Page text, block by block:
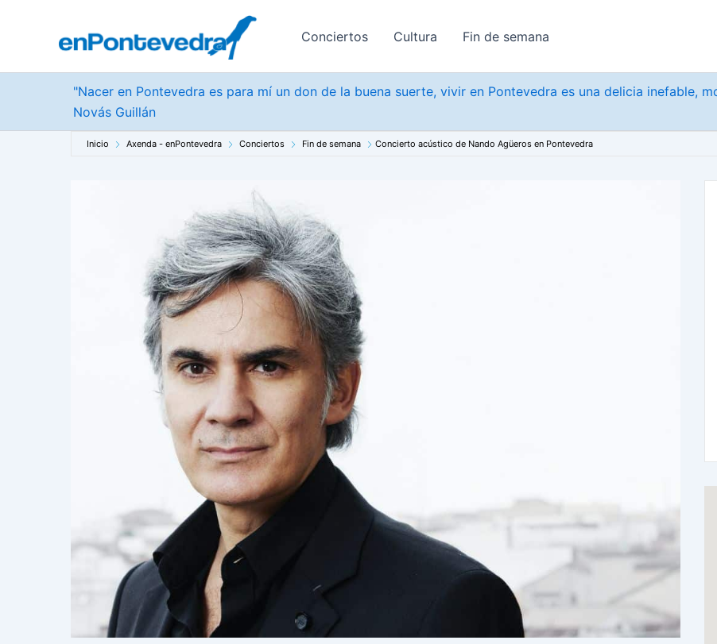
contenido
Conciertos Cultura Fin de semana
"Nacer en Pontevedra es para mí un don de la buena suerte, vivir en Pontevedra es una delicia inefable,
Novás Guillán
Inicio Axenda - enPontevedra Conciertos Fin de semana Concierto acústico de Nando Agüeros en Pontevedra